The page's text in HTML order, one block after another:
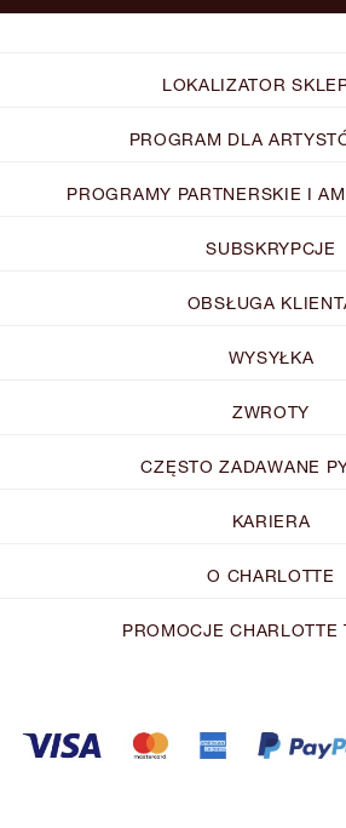
LOKALIZATOR
PROGRAM DLA
PROGRAMY PARTNERSKIE I
SUBSKRYPCJE
OBSŁUGA
WYSYŁKA
ZWROTY
CZĘSTO ZADAWANE
KARIERA
O CHARLOTTE
PROMOCJE CHARLOTTE